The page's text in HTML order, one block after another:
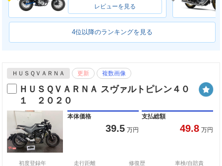
レビューを見る
4位以降のランキングを見る
ＨＵＳＱＶＡＲＮＡ 更新 複数画像
ＨＵＳＱＶＡＲＮＡ スヴァルトピレン４０
１ ２０２０
本体価格
39.5 万円
支払総額
49.8 万円
初度登録年
走行距離
修復歴
車検/自賠責